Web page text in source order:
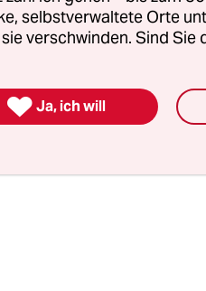
Stoff für ein deutsches
die ersten
selbstverwaltete Orte
verschwinden. Sind Sie
 Ja, ich will